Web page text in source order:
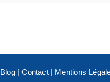
Blog|Contact| Mentions